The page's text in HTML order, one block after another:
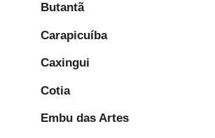
Butantã
Carapicuíba
Caxingui
Cotia
Embu das Artes